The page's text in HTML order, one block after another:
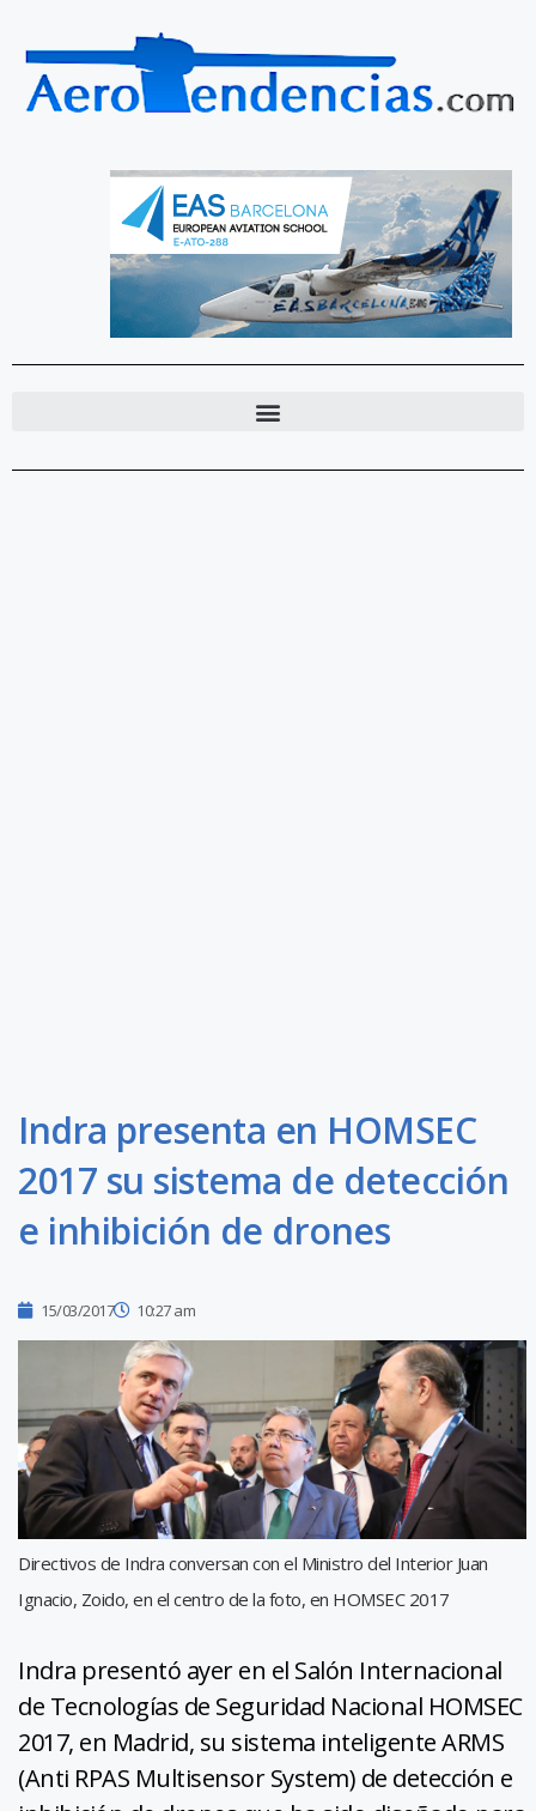
Indra presenta en HOMSEC
2017 su sistema de detección
e inhibición de drones
15/03/2017 10:27 am
Directivos de Indra conversan con el Ministro del Interior Juan
Ignacio, Zoido, en el centro de la foto, en HOMSEC 2017
Indra presentó ayer en el Salón Internacional
de Tecnologías de Seguridad Nacional HOMSEC
2017, en Madrid, su sistema inteligente ARMS
(Anti RPAS Multisensor System) de detección e